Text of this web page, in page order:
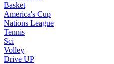
Basket
America's Cup
Nations League
Tennis
Sci
Volley
Drive UP